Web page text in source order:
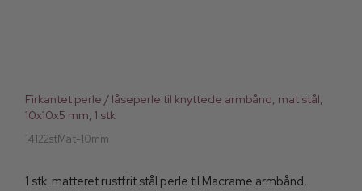
Firkantet perle / låseperle til knyttede armbånd, mat stål,
10x10x5 mm, 1 stk
14122stMat-10mm
1 stk. matteret rustfrit stål perle til Macrame armbånd,